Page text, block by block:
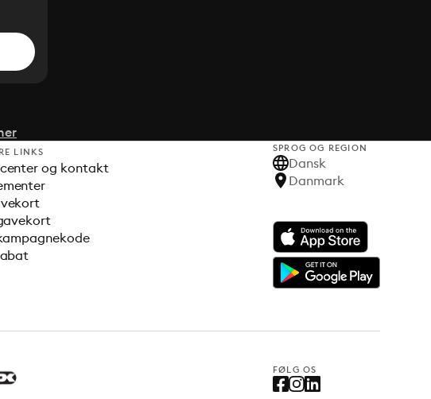
LINKS
og kontakt
SPROG OG REGION
Dansk
Danmark
FØLG OS